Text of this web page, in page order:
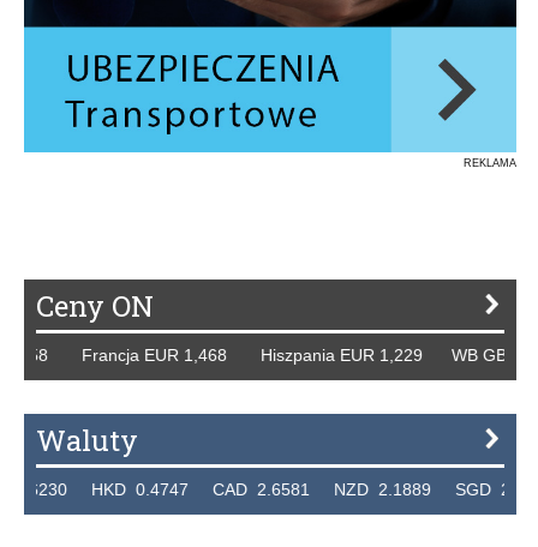
REKLAMA
Ceny ON
EUR 1,468 Hiszpania EUR 1,229 WB GBP 1,318
Waluty
HKD 0.4747 CAD 2.6581 NZD 2.1889 SGD 2.9048